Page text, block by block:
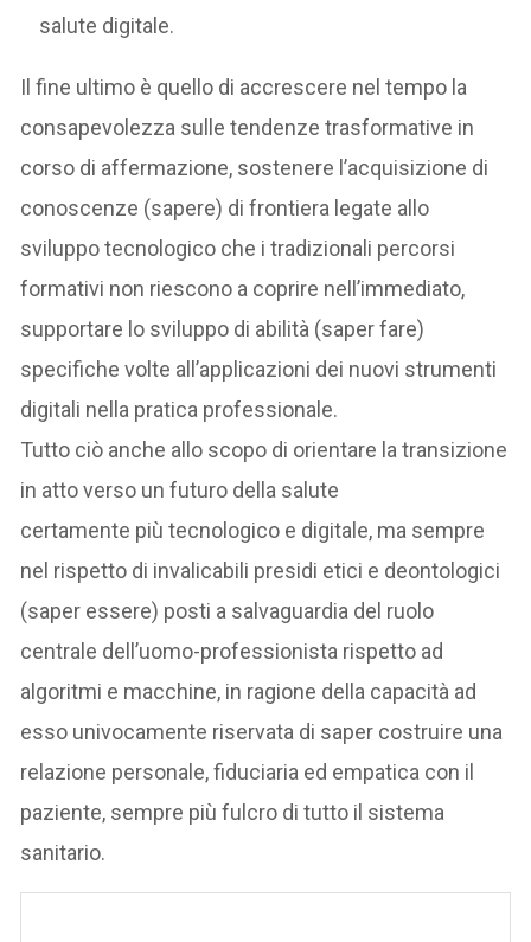
salute digitale.
Il fine ultimo è quello di accrescere nel tempo la
consapevolezza sulle tendenze trasformative in
corso di affermazione, sostenere l’acquisizione di
conoscenze (sapere) di frontiera legate allo
sviluppo tecnologico che i tradizionali percorsi
formativi non riescono a coprire nell’immediato,
supportare lo sviluppo di abilità (saper fare)
specifiche volte all’applicazioni dei nuovi strumenti
digitali nella pratica professionale.
Tutto ciò anche allo scopo di orientare la transizione
in atto verso un futuro della salute
certamente più tecnologico e digitale, ma sempre
nel rispetto di invalicabili presidi etici e deontologici
(saper essere) posti a salvaguardia del ruolo
centrale dell’uomo-professionista rispetto ad
algoritmi e macchine, in ragione della capacità ad
esso univocamente riservata di saper costruire una
relazione personale, fiduciaria ed empatica con il
paziente, sempre più fulcro di tutto il sistema
sanitario.